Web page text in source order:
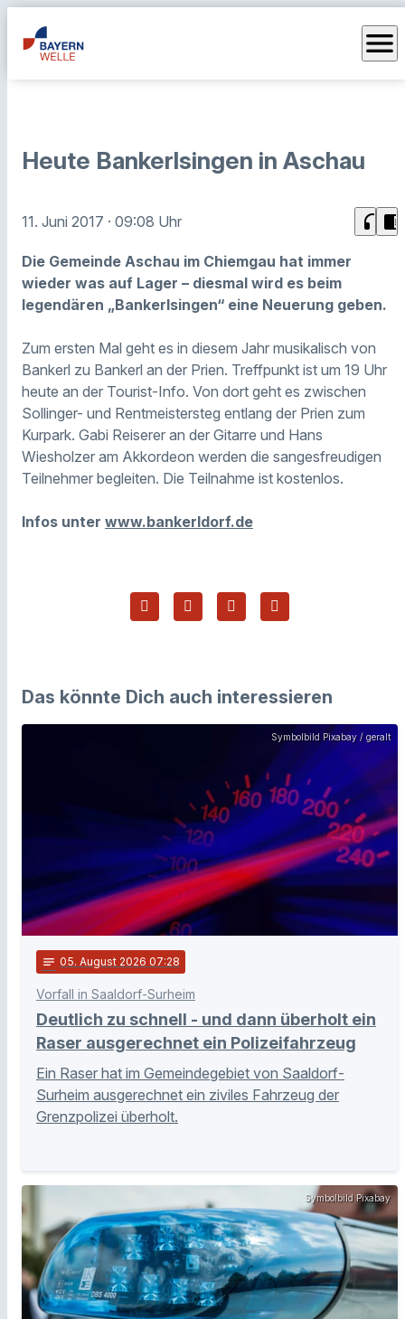
menu
Heute Bankerlsingen in Aschau
11. Juni 2017 · 09:08 Uhr headphones chrome_reader_mode
Die Gemeinde Aschau im Chiemgau hat immer
wieder was auf Lager – diesmal wird es beim
legendären „Bankerlsingen“ eine Neuerung geben.
Zum ersten Mal geht es in diesem Jahr musikalisch von
Bankerl zu Bankerl an der Prien. Treffpunkt ist um 19 Uhr
heute an der Tourist-Info. Von dort geht es zwischen
Sollinger- und Rentmeistersteg entlang der Prien zum
Kurpark. Gabi Reiserer an der Gitarre und Hans
Wiesholzer am Akkordeon werden die sangesfreudigen
Teilnehmer begleiten. Die Teilnahme ist kostenlos.
Infos unter www.bankerldorf.de
Das könnte Dich auch interessieren
Symbolbild Pixabay / geralt
notes 05. August 2026 07:28
Vorfall in Saaldorf-Surheim
Deutlich zu schnell - und dann überholt ein
Raser ausgerechnet ein Polizeifahrzeug
Ein Raser hat im Gemeindegebiet von Saaldorf-
Surheim ausgerechnet ein ziviles Fahrzeug der
Grenzpolizei überholt.
Symbolbild Pixabay